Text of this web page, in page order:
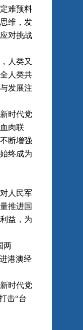
难预料
维，发
对挑战
人类又
人类共
发展注
时代党
肉联
断增强
终成为
人民军
推进国
益，为
两
港澳经
时代党
击“台